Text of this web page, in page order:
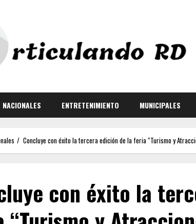
NACIONALES ENTRETENIMIENTO MUNICIPALES
Concluye con éxito la tercera edición de la feria “Turismo y
con éxito la